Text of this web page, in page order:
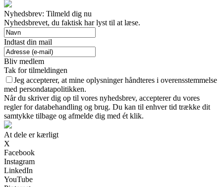
Nyhedsbrev: Tilmeld dig nu
Nyhedsbrevet, du faktisk har lyst til at læse.
Indtast din mail
Bliv medlem
Tak for tilmeldingen
Jeg accepterer, at mine oplysninger håndteres i overensstemmelse
med persondatapolitikken.
Når du skriver dig op til vores nyhedsbrev, accepterer du vores
regler for databehandling og brug. Du kan til enhver tid trække dit
samtykke tilbage og afmelde dig med ét klik.
At dele er kærligt
X
Facebook
Instagram
LinkedIn
YouTube